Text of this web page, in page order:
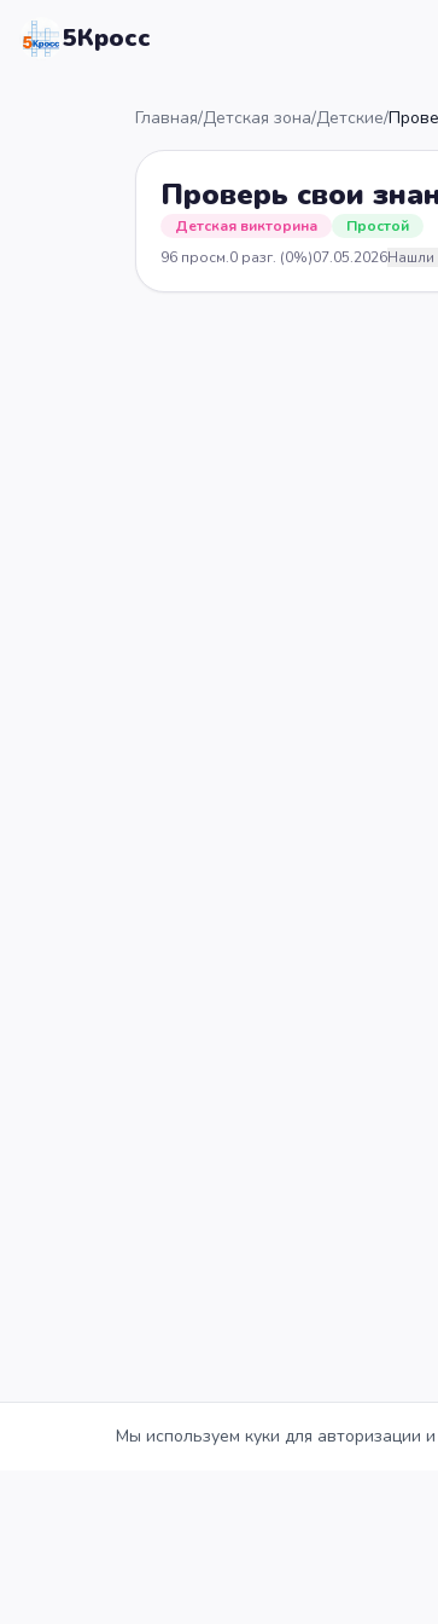
5Кросс
Главная/Детская зона/Детские/
Проверь свои
Детская викторина
Простой
96 просм.0 разг. (0%)07.05.2026Нашли
Мы используем куки для авторизации